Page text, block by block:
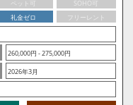
ペット可
SOHO可
礼金ゼロ
フリーレント
260,000円 - 275,000円
2026年3月